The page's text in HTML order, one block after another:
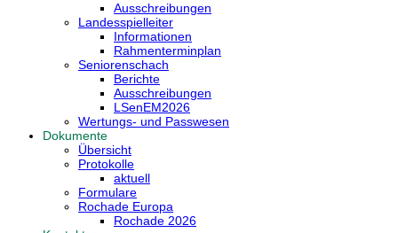
Ausschreibungen
Landesspielleiter
Informationen
Rahmenterminplan
Seniorenschach
Berichte
Ausschreibungen
LSenEM2026
Wertungs- und Passwesen
Dokumente
Übersicht
Protokolle
aktuell
Formulare
Rochade Europa
Rochade 2026